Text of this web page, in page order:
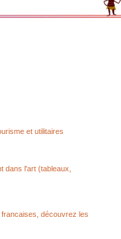
et utilitaires
dans l'art (tableaux,
découvrez les